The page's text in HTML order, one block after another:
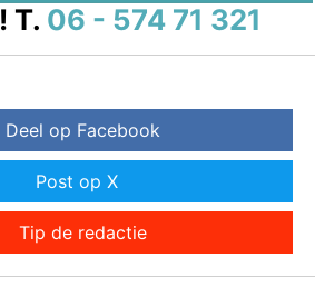
T. 06 - 574 71 321
Deel op Facebook
Post op X
Tip de redactie